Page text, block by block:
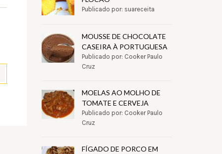
Publicado por: suareceita
MOUSSE DE CHOCOLATE
CASEIRA À PORTUGUESA
Publicado por: Cooker Paulo
Cruz
MOELAS AO MOLHO DE
TOMATE E CERVEJA
Publicado por: Cooker Paulo
Cruz
FÍGADO DE PORCO EM